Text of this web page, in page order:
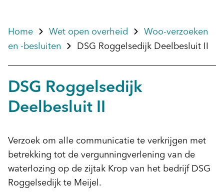
Home Wet open overheid
Woo-verzoeken
en -besluiten
DSG Roggelsedijk Deelbesluit II
DSG Roggelsedijk
Deelbesluit II
Verzoek om alle communicatie te verkrijgen met
betrekking tot de vergunningverlening van de
waterlozing op de zijtak Krop van het bedrijf DSG
Roggelsedijk te Meijel.